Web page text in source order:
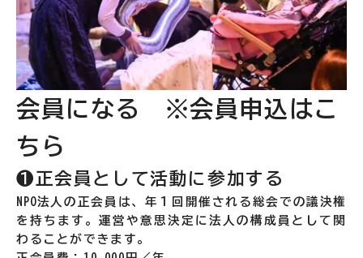
会員になる ※会員申込はこ
ちら
❶正会員として活動に参加する
NPO法人の正会員は、年１回開催される総会での議決権
を持ちます。運営や意思決定に法人の構成員として関
わることができます。